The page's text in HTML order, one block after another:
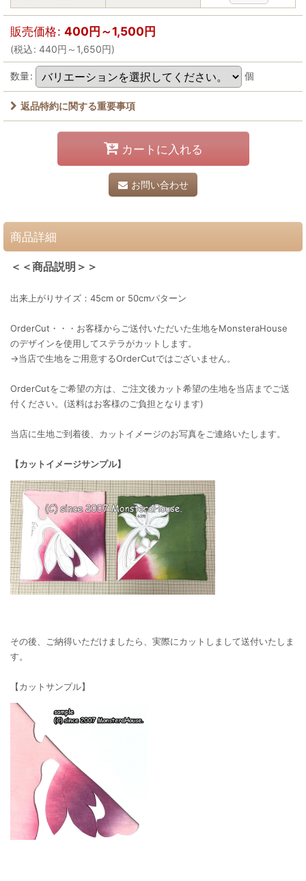
販売価格: 400円～1,500円
(税込: 440円 ～1,650円)
数量: 個
返品特約に関する重要事項
カートに入れる
お問い合わせ
商品詳細
＜＜商品説明＞＞
出来上がりサイズ：45cm or 50cmパターン
OrderCut・・・お客様からご送付いただいた生地をMonsteraHouse
のデザインを使用してステラがカットします。
→当店で生地をご用意するOrderCutではございません。
OrderCutをご希望の方は、ご注文後カット希望の生地を当店までご送
付ください。(送料はお客様のご負担となります)
当店に生地ご到着後、カットイメージのお写真をご連絡いたします。
【カットイメージサンプル】
その後、ご納得いただけましたら、実際にカットしまして送付いたしま
す。
【カットサンプル】